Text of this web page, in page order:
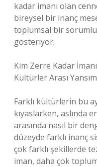
kadar imanı olan
bireysel bir inanç
toplumsal bir
gösteriyor.
Kim Zerre Kadar
Kültürler Arası
Farklı kültürlerin bu
kıyaslarken, aslında
arasında nasıl bir
düzeyde farklı inanç
çok farklı şekillerde
iman, daha çok